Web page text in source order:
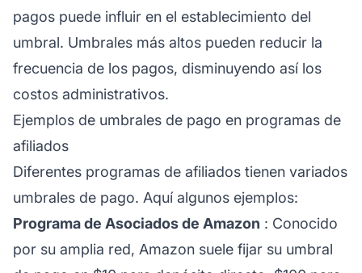
pagos puede influir en el establecimiento del
umbral. Umbrales más altos pueden reducir la
frecuencia de los pagos, disminuyendo así los
costos administrativos.
Ejemplos de umbrales de pago en programas de
afiliados
Diferentes programas de afiliados tienen variados
umbrales de pago. Aquí algunos ejemplos:
Programa de Asociados de Amazon : Conocido
por su amplia red, Amazon suele fijar su umbral